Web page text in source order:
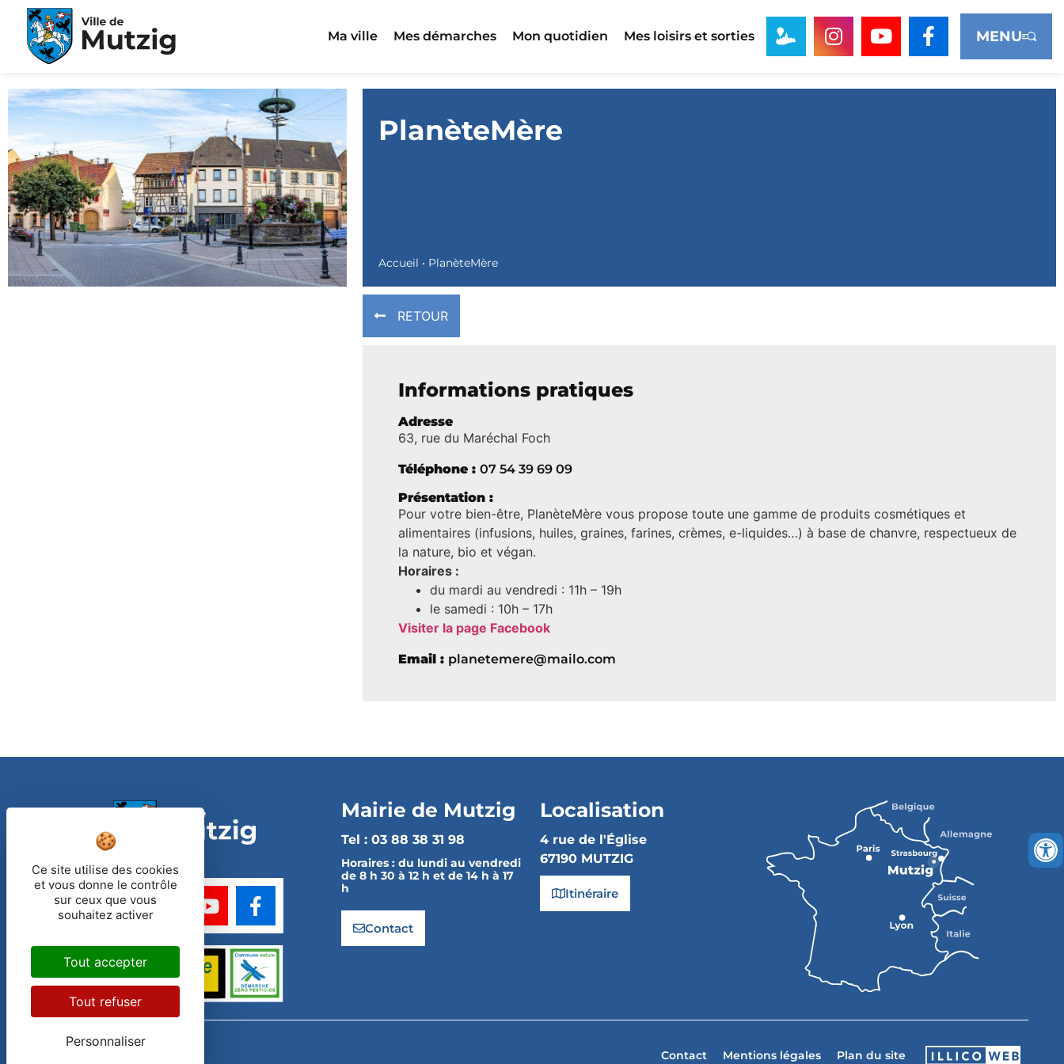
Ma ville Mes démarches Mon quotidien Mes loisirs et sorties MENU
PlanèteMère
Accueil • PlanèteMère
RETOUR
Informations pratiques
Adresse
63, rue du Maréchal Foch
Téléphone : 07 54 39 69 09
Présentation :
Pour votre bien-être, PlanèteMère vous propose toute une gamme de produits cosmétiques et
alimentaires (infusions, huiles, graines, farines, crèmes, e-liquides…) à base de chanvre, respectueux de
la nature, bio et végan.
Horaires :
du mardi au vendredi : 11h – 19h
le samedi : 10h – 17h
Visiter la page Facebook
Email : planetemere@mailo.com
Mairie de Mutzig
Tel : 03 88 38 31 98
Horaires : du lundi au vendredi
de 8 h 30 à 12 h et de 14 h à 17
h
Contact
Localisation
4 rue de l'Église
67190 MUTZIG
Itinéraire
Contact Mentions légales Plan du site
Panneau de gestion des cookies
Ce site utilise des cookies
et vous donne le contrôle
sur ceux que vous
souhaitez activer
Tout accepter
Tout refuser
Personnaliser